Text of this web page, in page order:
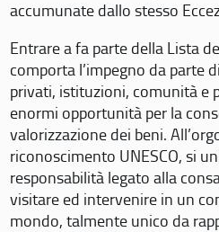
accumunate dallo stesso
Entrare a fa parte della Lista
comporta l’impegno da parte
privati, istituzioni, comunità e
enormi opportunità per la
valorizzazione dei beni.
riconoscimento UNESCO, si
responsabilità legato alla
visitare ed intervenire in un
mondo, talmente unico da